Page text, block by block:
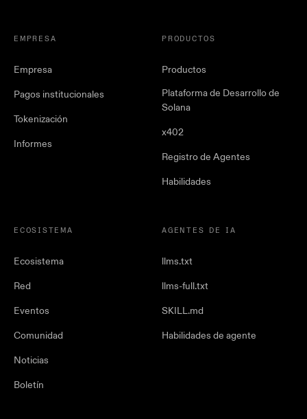
EMPRESA
Empresa
Pagos institucionales
Tokenización
Informes
PRODUCTOS
Productos
Plataforma de Desarrollo de
Solana
x402
Registro de Agentes
Habilidades
ECOSISTEMA
Ecosistema
Red
Eventos
Comunidad
Noticias
Boletín
AGENTES DE IA
llms.txt
llms-full.txt
SKILL.md
Habilidades de agente